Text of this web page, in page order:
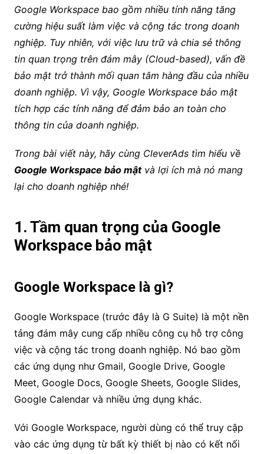
Google Workspace bao gồm nhiều tính năng tăng
cường hiệu suất làm việc và cộng tác trong doanh
nghiệp. Tuy nhiên, với việc lưu trữ và chia sẻ thông
tin quan trọng trên đám mây (Cloud-based), vấn đề
bảo mật trở thành mối quan tâm hàng đầu của nhiều
doanh nghiệp. Vì vậy, Google Workspace bảo mật
tích hợp các tính năng để đảm bảo an toàn cho
thông tin của doanh nghiệp.
Trong bài viết này, hãy cùng CleverAds tìm hiểu về
Google Workspace bảo mậtvà lợi ích mà nó mang
lại cho doanh nghiệp nhé!
1. Tầm quan trọng của Google
Workspace bảo mật
Google Workspace là gì?
Google Workspace (trước đây là G Suite) là một nền
tảng đám mây cung cấp nhiều công cụ hỗ trợ công
việc và cộng tác trong doanh nghiệp. Nó bao gồm
các ứng dụng như Gmail, Google Drive, Google
Meet, Google Docs, Google Sheets, Google Slides,
Google Calendar và nhiều ứng dụng khác.
Với Google Workspace, người dùng có thể truy cập
vào các ứng dụng từ bất kỳ thiết bị nào có kết nối